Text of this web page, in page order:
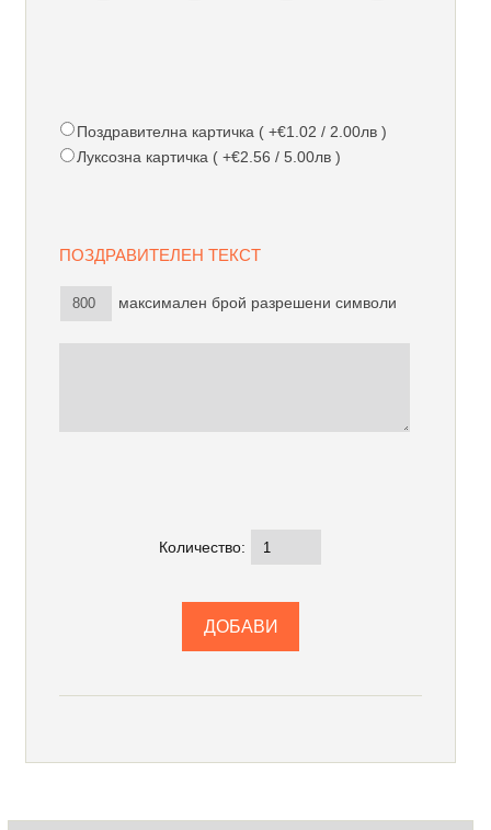
Поздравителна картичка ( +€1.02 / 2.00лв )
Луксозна картичка ( +€2.56 / 5.00лв )
ПОЗДРАВИТЕЛЕН ТЕКСТ
максимален брой разрешени символи
Количество: